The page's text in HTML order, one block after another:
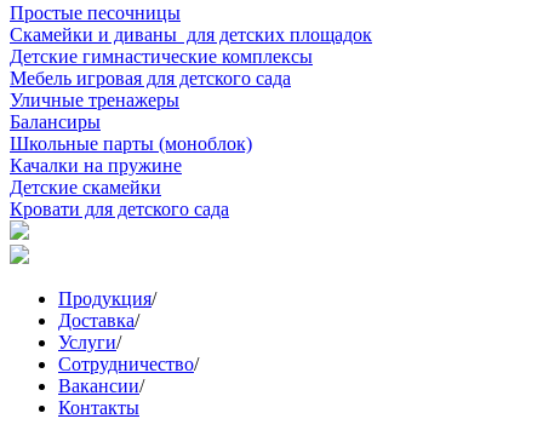
Простые песочницы
Скамейки и диваны для детских площадок
Детские гимнастические комплексы
Мебель игровая для детского сада
Уличные тренажеры
Балансиры
Школьные парты (моноблок)
Качалки на пружине
Детские скамейки
Кровати для детского сада
Продукция/
Доставка/
Услуги/
Сотрудничество/
Вакансии/
Контакты